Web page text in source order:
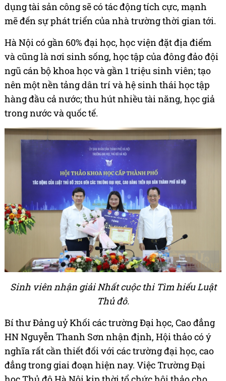
dụng tài sản công sẽ có tác động tích cực, mạnh
mẽ đến sự phát triển của nhà trường thời gian tới.
Hà Nội có gần 60% đại học, học viện đặt địa điểm
và cũng là nơi sinh sống, học tập của đông đảo đội
ngũ cán bộ khoa học và gần 1 triệu sinh viên; tạo
nên một nền tảng dân trí và hệ sinh thái học tập
hàng đầu cả nước; thu hút nhiều tài năng, học giả
trong nước và quốc tế.
Sinh viên nhận giải Nhất cuộc thi Tìm hiểu Luật
Thủ đô.
Bí thư Đảng uỷ Khối các trường Đại học, Cao đẳng
HN Nguyễn Thanh Sơn nhận định, Hội thảo có ý
nghĩa rất cần thiết đối với các trường đại học, cao
đẳng trong giai đoạn hiện nay. Việc Trường Đại